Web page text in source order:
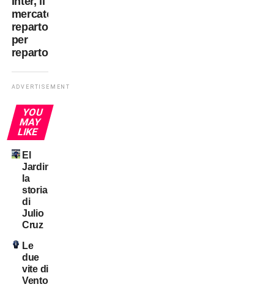
mercato
reparto
per
reparto
ADVERTISEMENT
YOU
MAY
LIKE
El
Jardinero:
la
storia
di
Julio
Cruz
Le
due
vite di
Ventola